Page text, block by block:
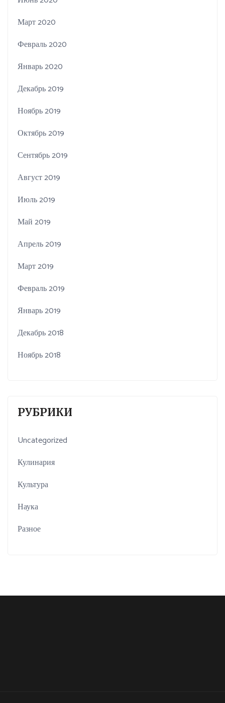
Март 2020
Февраль 2020
Январь 2020
Декабрь 2019
Ноябрь 2019
Октябрь 2019
Сентябрь 2019
Август 2019
Июль 2019
Май 2019
Апрель 2019
Март 2019
Февраль 2019
Январь 2019
Декабрь 2018
Ноябрь 2018
РУБРИКИ
Uncategorized
Кулинария
Культура
Наука
Разное